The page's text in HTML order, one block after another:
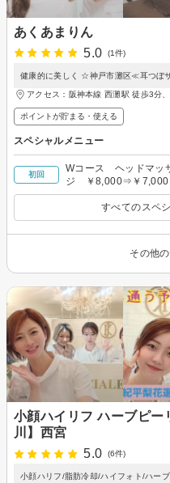
あくあまりん
5.0
(1件)
健康的に美しく ☆神戸市灘区≪耳つ
アクセス：阪神本線 西灘駅 徒歩3
ポイントが貯まる・使える
スペシャルメニュー
初回
Wコース ヘッドマッ
ジ ￥8,000⇒￥7,000
すべてのスペ
その他
小顔ハイリフ ハーブピー
川】西宮
5.0
(6件)
小顔ハリフ/脂肪冷却/ハイフォト/ハー